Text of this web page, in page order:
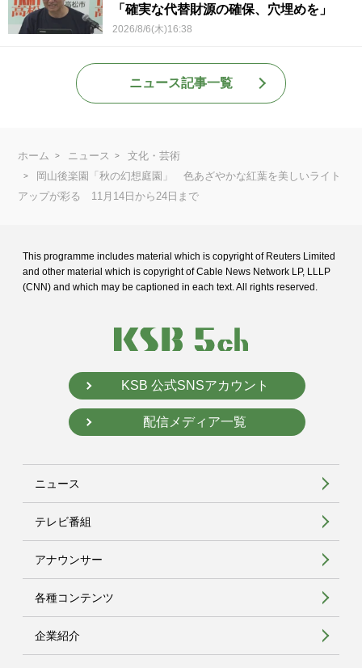
「確実な代替財源の確保、穴埋めを」
2026/8/6(木)16:38
ニュース記事一覧
ホーム ニュース
文化・芸術
岡山後楽園「秋の幻想庭園」 色あざやかな紅葉を美しいライト
アップが彩る 11月14日から24日まで
This programme includes material which is copyright of Reuters Limited
and other material which is copyright of Cable News Network LP, LLLP
(CNN) and which may be captioned in each text. All rights reserved.
KSB 公式SNSアカウント
配信メディア一覧
ニュース
テレビ番組
アナウンサー
各種コンテンツ
企業紹介